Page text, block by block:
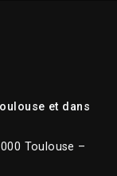
et dans
Toulouse –